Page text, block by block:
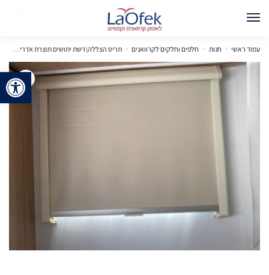
עמוד ראשי » חנות » חלפים וחלקים לקרוואנים » תריס הצללה\רשת יתושים תוצרת אדריה דגם אביבה 77*62 ס"מ
🔍